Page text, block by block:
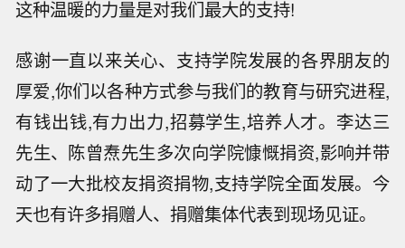
这种温暖的力量是对我们最大的支持!
感谢一直以来关心、支持学院发展的各界朋友的
厚爱,你们以各种方式参与我们的教育与研究进程,
有钱出钱,有力出力,招募学生,培养人才。李达三
先生、陈曾焘先生多次向学院慷慨捐资,影响并带
动了一大批校友捐资捐物,支持学院全面发展。今
天也有许多捐赠人、捐赠集体代表到现场见证。